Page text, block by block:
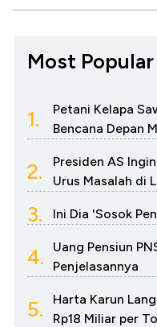
Most Popular
1.
Petani Kelapa
Bencana Depan
2.
Presiden AS
Urus Masalah di
3. Ini Dia 'Sosok
4.
Uang Pensiun
Penjelasannya
5.
Harta Karun
Rp18 Miliar per